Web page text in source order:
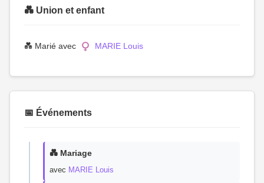
💑 Union et enfant
💑 Marié avec MARIE Louis
📅 Événements
💑 Mariage
avec MARIE Louis